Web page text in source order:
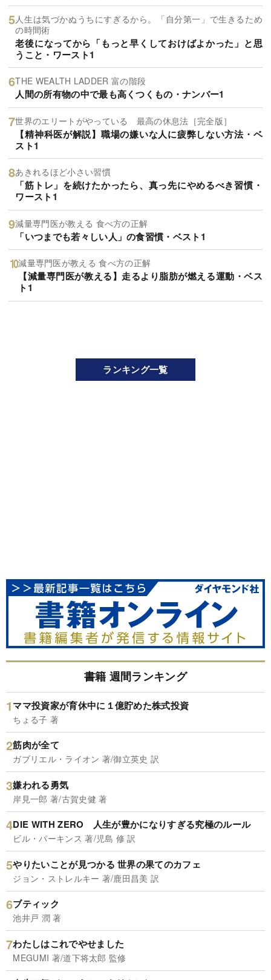
人生は気づかぬうちにすぎるから。「自分第一」で生きるため
の時間術
老後になってから「もっと早くしておけばよかった」と思
うこと・ワースト1
THE WEALTH LADDER 富の階段
人間の所有物の中で最も高くつくもの・ナンバー1
世界のエリートがやっている 最高の休息法［完全版］
【精神科医が解説】職場の嫌いな人に疲弊しない方法・ベ
スト1
あきれるほど小さい習慣
「筋トレ」を続けたかったら、真っ先にやめるべき習慣・
ワースト1
減量専門医が教える 食べ方の正解
「いつまでも若々しい人」の食習慣・ベスト1
減量専門医が教える 食べ方の正解
【減量専門医が教える】走るより脂肪が燃える運動・ベス
ト1
ランキング一覧
書籍 週間ランキング
ママ投資家が育休中に１億貯めた株式投資
ちょる子 著
筋肉が全て
ガブリエル・ライオン 著/御立英史 訳
嫌われる勇気
岸見一郎 著/古賀史健 著
DIE WITH ZERO 人生が豊かになりすぎる究極のルール
ビル・パーキンス 著/児島 修 訳
やりたいことが見つかる 世界の果てのカフェ
ジョン・ストレルキー 著/鹿田昌美 訳
ブティック
池井戸 潤 著
わたしはこれでやせました
MEGUMI 著/道下将太郎 監修